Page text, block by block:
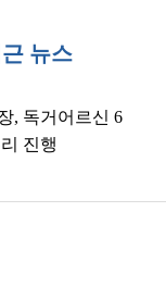
뉴스
, 독거어르신 6
진행